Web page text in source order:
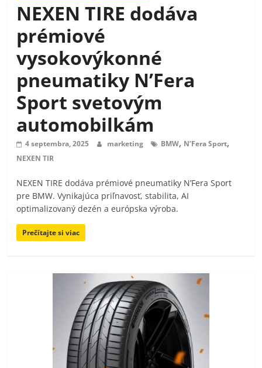
NEXEN TIRE dodáva
prémiové
vysokovýkonné
pneumatiky N’Fera
Sport svetovým
automobilkám
4 septembra, 2025 marketing BMW, N’Fera Sport,
NEXEN TIR
NEXEN TIRE dodáva prémiové pneumatiky N’Fera Sport
pre BMW. Vynikajúca priľnavosť, stabilita, AI
optimalizovaný dezén a európska výroba.
Prečítajte si viac